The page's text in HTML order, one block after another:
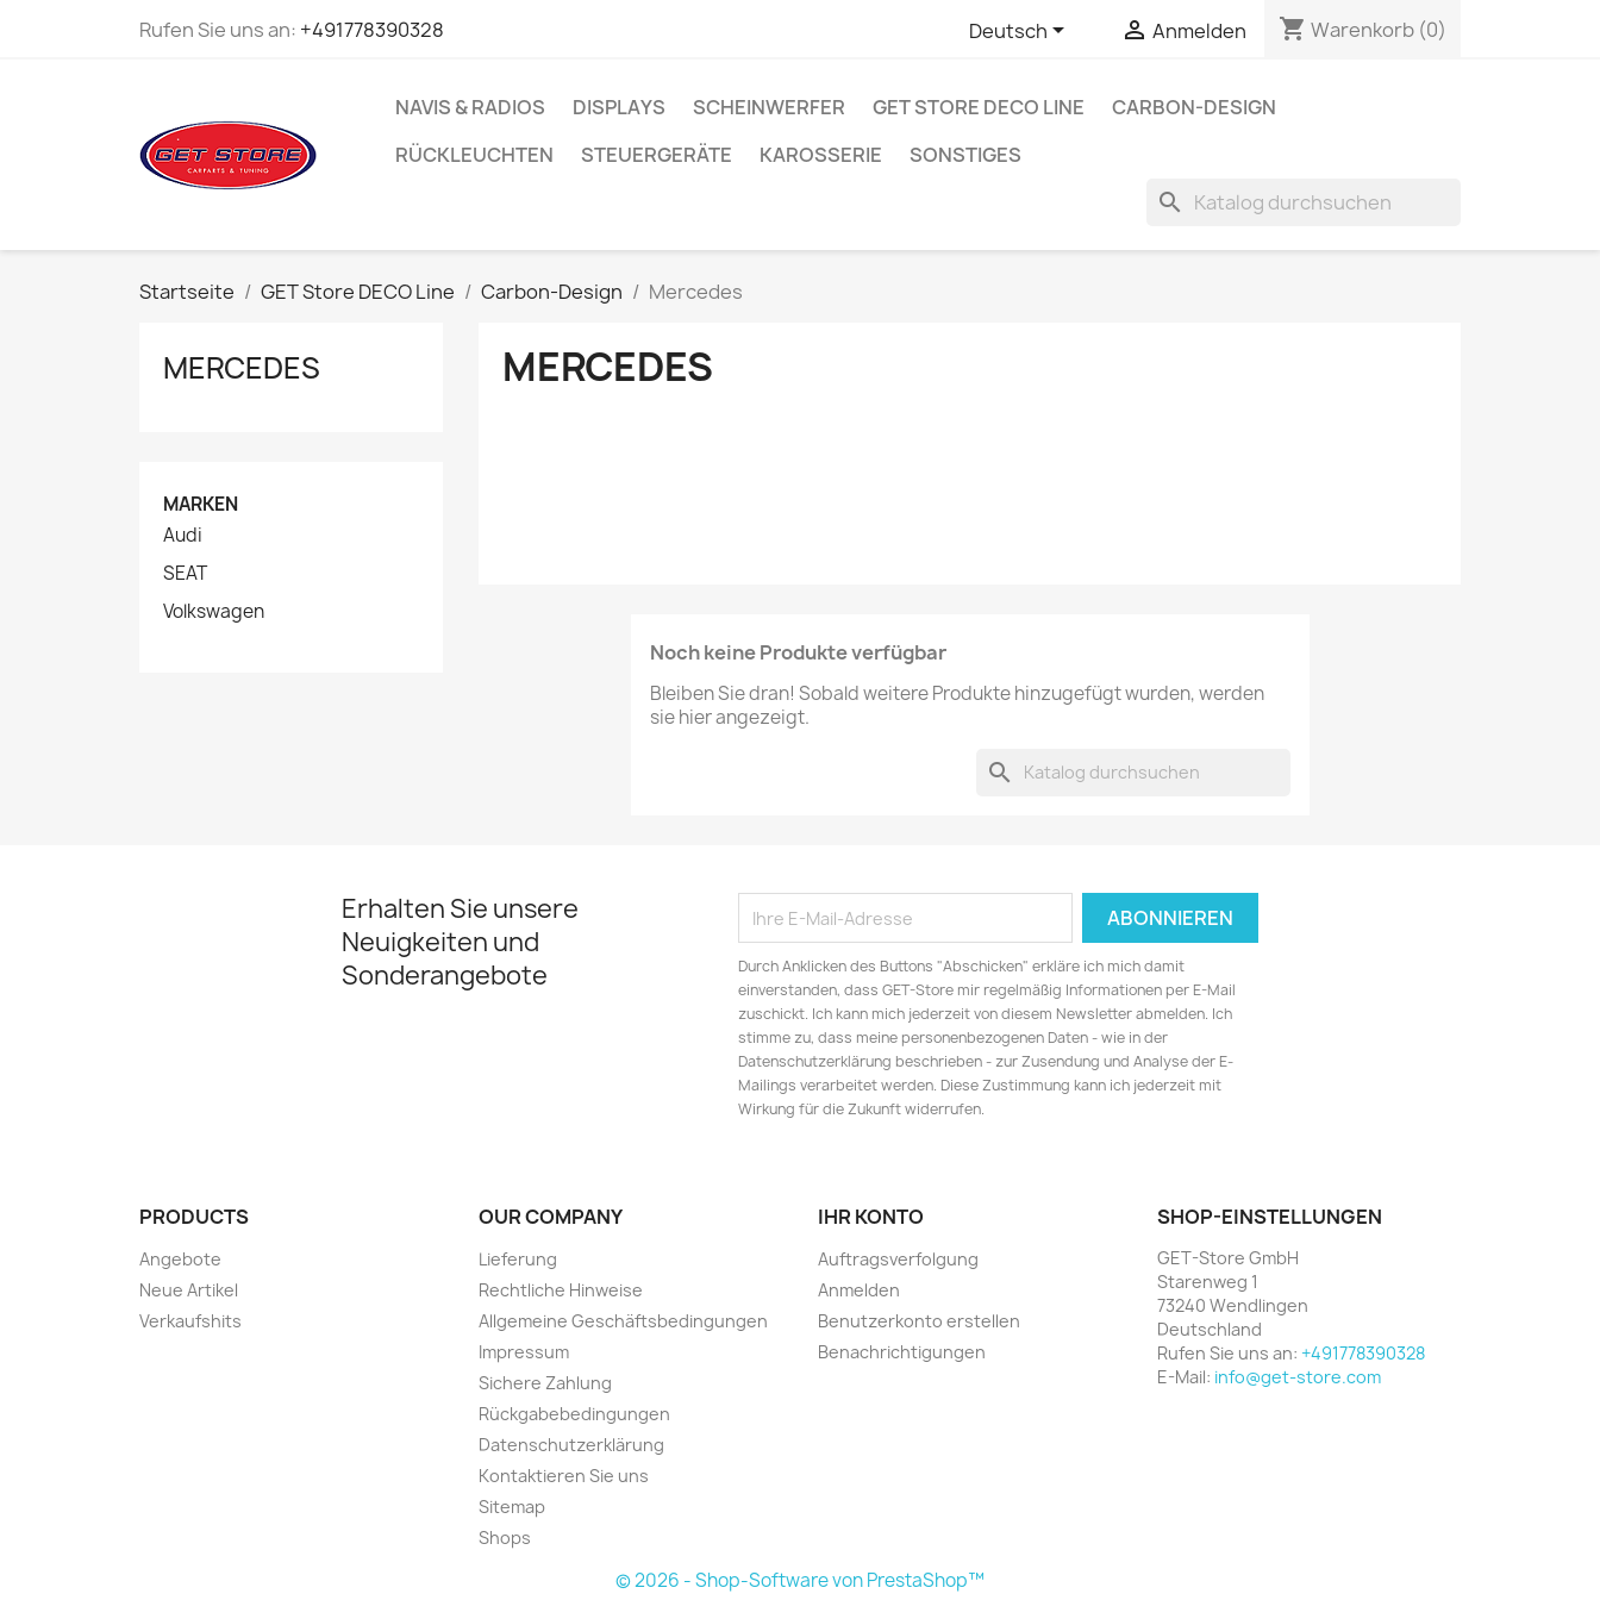
Rufen Sie uns an: +491778390328 Deutsch  Anmelden shopping_cart Warenkorb (0)
NAVIS & RADIOS DISPLAYS SCHEINWERFER GET STORE DECO LINE
CARBON-DESIGN
RÜCKLEUCHTEN
STEUERGERÄTE KAROSSERIE SONSTIGES
search
Startseite GET Store DECO Line Carbon-Design Mercedes
MERCEDES
MARKEN
Audi
SEAT
Volkswagen
MERCEDES
Noch keine Produkte verfügbar
Bleiben Sie dran! Sobald weitere Produkte hinzugefügt wurden, werden
sie hier angezeigt.
search
Erhalten Sie unsere
Neuigkeiten und
Sonderangebote
Durch Anklicken des Buttons "Abschicken" erkläre ich mich damit
einverstanden, dass GET-Store mir regelmäßig Informationen per E-Mail
zuschickt. Ich kann mich jederzeit von diesem Newsletter abmelden. Ich
stimme zu, dass meine personenbezogenen Daten - wie in der
Datenschutzerklärung beschrieben - zur Zusendung und Analyse der E-
Mailings verarbeitet werden. Diese Zustimmung kann ich jederzeit mit
Wirkung für die Zukunft widerrufen.
PRODUCTS
Angebote
Neue Artikel
Verkaufshits
OUR COMPANY
Lieferung
Rechtliche Hinweise
Allgemeine Geschäftsbedingungen
Impressum
Sichere Zahlung
Rückgabebedingungen
Datenschutzerklärung
Kontaktieren Sie uns
Sitemap
Shops
IHR KONTO
Auftragsverfolgung
Anmelden
Benutzerkonto erstellen
Benachrichtigungen
SHOP-EINSTELLUNGEN
GET-Store GmbH
Starenweg 1
73240 Wendlingen
Deutschland
Rufen Sie uns an: +491778390328
E-Mail: info@get-store.com
© 2026 - Shop-Software von PrestaShop™